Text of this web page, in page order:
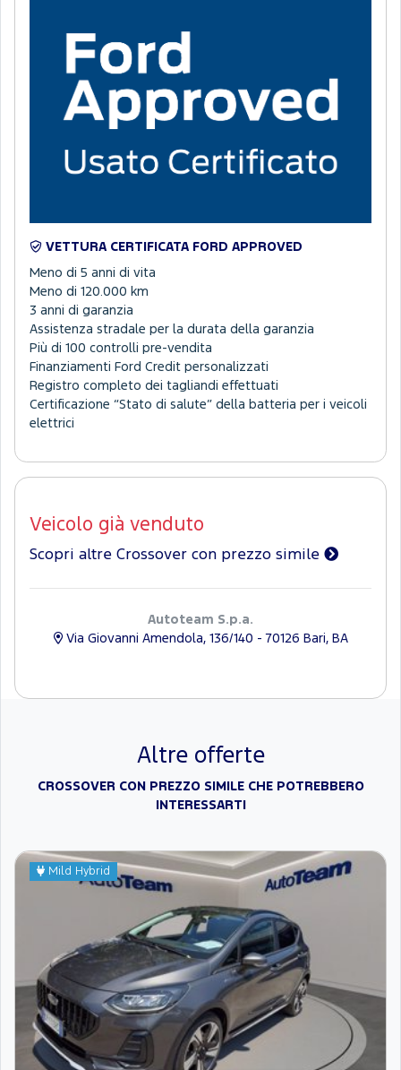
VETTURA CERTIFICATA FORD APPROVED
Meno di 5 anni di vita
Meno di 120.000 km
3 anni di garanzia
Assistenza stradale per la durata della garanzia
Più di 100 controlli pre-vendita
Finanziamenti Ford Credit personalizzati
Registro completo dei tagliandi effettuati
Certificazione “Stato di salute” della batteria per i veicoli
elettrici
Veicolo già venduto
Scopri altre Crossover con prezzo simile
Autoteam S.p.a.
Via Giovanni Amendola, 136/140 - 70126 Bari, BA
Altre offerte
CROSSOVER CON PREZZO SIMILE CHE POTREBBERO
INTERESSARTI
Mild Hybrid